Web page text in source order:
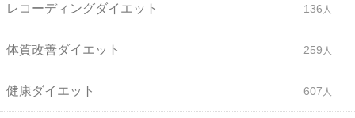
レコーディングダイエット 136
体質改善ダイエット 259
健康ダイエット 607